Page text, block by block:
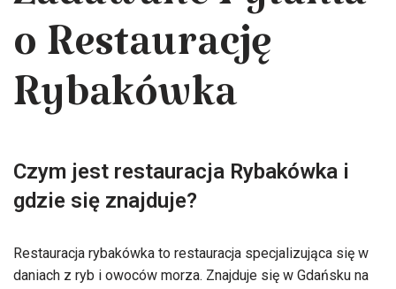
o Restaurację
Rybakówka
Czym jest restauracja Rybakówka i
gdzie się znajduje?
Restauracja rybakówka to restauracja specjalizująca się w
daniach z ryb i owoców morza. Znajduje się w Gdańsku na